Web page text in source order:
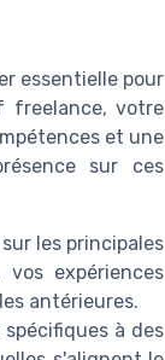
essentielle pour
freelance, votre
et une
sur ces
les principales
expériences
antérieures.
à des